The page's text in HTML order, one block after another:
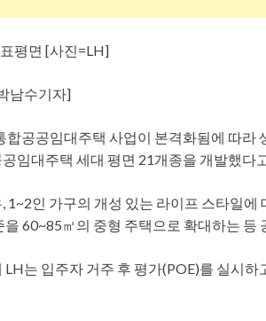
평면 [사진=LH]
남수기자]
합공공임대주택 사업이 본격화됨에 따라
임대주택 세대 평면 21개종을 개발했다
1~2인 가구의 개성 있는 라이프 스타일
을 60~85㎡의 중형 주택으로 확대하는
LH는 입주자 거주 후 평가(POE)를 실시